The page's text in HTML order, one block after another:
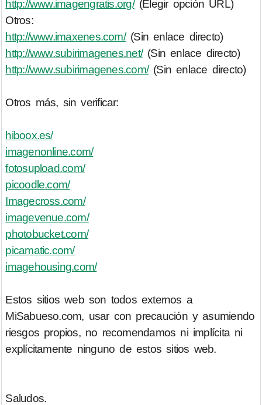
http://www.imagengratis.org/(Elegir opción URL)
Otros:
http://www.imaxenes.com/(Sin enlace directo)
http://www.subirimagenes.net/(Sin enlace directo)
http://www.subirimagenes.com/(Sin enlace directo)
Otros más, sin verificar:
hiboox.es/
imagenonline.com/
fotosupload.com/
picoodle.com/
Imagecross.com/
imagevenue.com/
photobucket.com/
picamatic.com/
imagehousing.com/
Estos sitios web son todos externos a
MiSabueso.com, usar con precaución y asumiendo
riesgos propios, no recomendamos ni implícita ni
explícitamente ninguno de estos sitios web.
Saludos.